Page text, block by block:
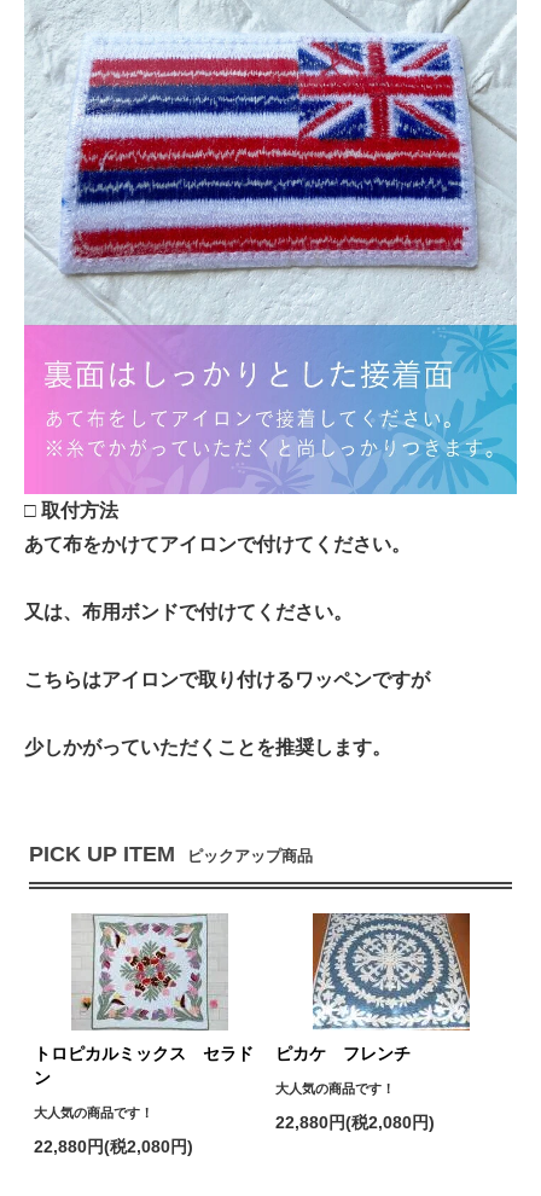
□ 取付方法
あて布をかけてアイロンで付けてください。
又は、布用ボンドで付けてください。
こちらはアイロンで取り付けるワッペンですが
少しかがっていただくことを推奨します。
PICK UP ITEM ピックアップ商品
トロピカルミックス セラド
ン
大人気の商品です！
22,880円(税2,080円)
ピカケ フレンチ
大人気の商品です！
22,880円(税2,080円)